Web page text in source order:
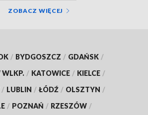
ZOBACZ WIĘCEJ
/ BYDGOSZCZ / GDAŃSK /
WLKP. / KATOWICE / KIELCE /
/ LUBLIN / ŁÓDŹ / OLSZTYN /
/ POZNAŃ / RZESZÓW /